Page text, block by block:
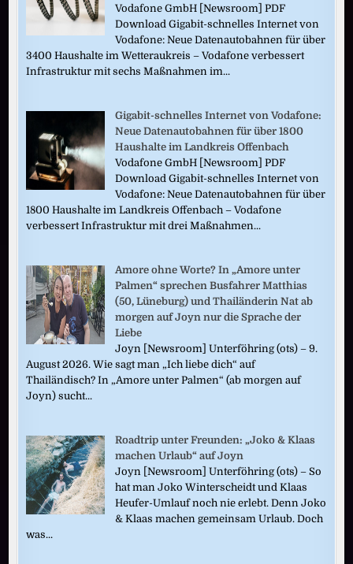
Vodafone GmbH [Newsroom] PDF
Download Gigabit-schnelles Internet von
Vodafone: Neue Datenautobahnen für über
3400 Haushalte im Wetteraukreis – Vodafone verbessert
Infrastruktur mit sechs Maßnahmen im...
Gigabit-schnelles Internet von Vodafone:
Neue Datenautobahnen für über 1800
Haushalte im Landkreis Offenbach
Vodafone GmbH [Newsroom] PDF
Download Gigabit-schnelles Internet von
Vodafone: Neue Datenautobahnen für über
1800 Haushalte im Landkreis Offenbach – Vodafone
verbessert Infrastruktur mit drei Maßnahmen...
Amore ohne Worte? In „Amore unter
Palmen“ sprechen Busfahrer Matthias
(50, Lüneburg) und Thailänderin Nat ab
morgen auf Joyn nur die Sprache der
Liebe
Joyn [Newsroom] Unterföhring (ots) – 9.
August 2026. Wie sagt man „Ich liebe dich“ auf
Thailändisch? In „Amore unter Palmen“ (ab morgen auf
Joyn) sucht...
Roadtrip unter Freunden: „Joko & Klaas
machen Urlaub“ auf Joyn
Joyn [Newsroom] Unterföhring (ots) – So
hat man Joko Winterscheidt und Klaas
Heufer-Umlauf noch nie erlebt. Denn Joko
& Klaas machen gemeinsam Urlaub. Doch
was...